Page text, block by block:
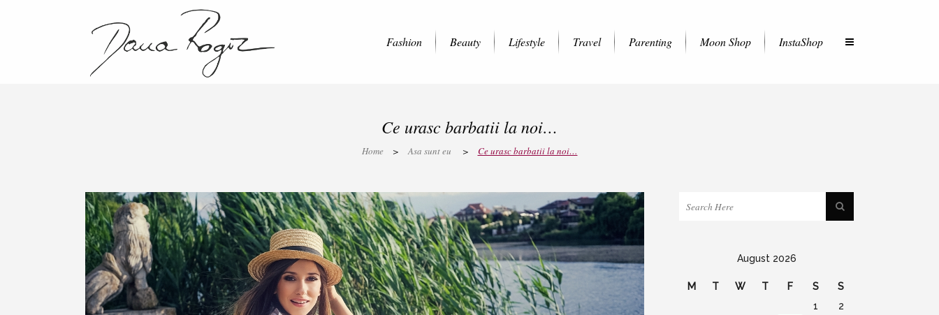
Fashion Beauty Lifestyle Travel Parenting Moon Shop InstaShop
Ce urasc barbatii la noi…
Home > Asa sunt eu > Ce urasc barbatii la noi…
August 2026
M T W T F S
S
1
2